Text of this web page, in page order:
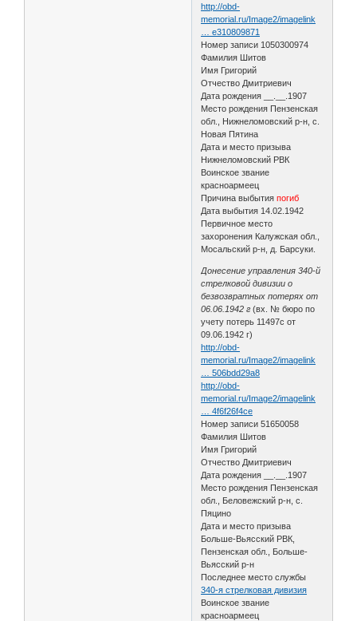
http://obd-
memorial.ru/Image2/imagelink
… e310809871
Номер записи 1050300974
Фамилия Шитов
Имя Григорий
Отчество Дмитриевич
Дата рождения __.__.1907
Место рождения Пензенская
обл., Нижнеломовский р-н, с.
Новая Пятина
Дата и место призыва
Нижнеломовский РВК
Воинское звание
красноармеец
Причина выбытияпогиб
Дата выбытия 14.02.1942
Первичное место
захоронения Калужская обл.,
Мосальский р-н, д. Барсуки.
Донесение управления 340-й
стрелковой дивизии о
безвозвратных потерях от
06.06.1942 г (вх. № бюро по
учету потерь 11497с от
09.06.1942 г)
http://obd-
memorial.ru/Image2/imagelink
… 506bdd29a8
http://obd-
memorial.ru/Image2/imagelink
… 4f6f26f4ce
Номер записи 51650058
Фамилия Шитов
Имя Григорий
Отчество Дмитриевич
Дата рождения __.__.1907
Место рождения Пензенская
обл., Беловежский р-н, с.
Пяцино
Дата и место призыва
Больше-Вьясский РВК,
Пензенская обл., Больше-
Вьясский р-н
Последнее место службы
340-я стрелковая дивизия
Воинское звание
красноармеец